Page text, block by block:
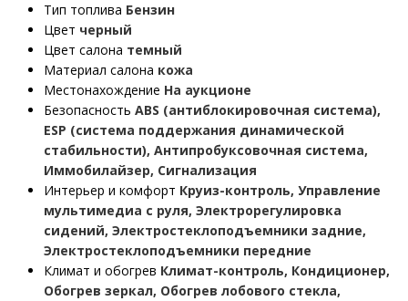
Тип топлива Бензин
Цвет черный
Цвет салона темный
Материал салона кожа
Местонахождение На аукционе
Безопасность ABS (антиблокировочная система),
ESP (система поддержания динамической
стабильности), Антипробуксовочная система,
Иммобилайзер, Сигнализация
Интерьер и комфорт Круиз-контроль, Управление
мультимедиа с руля, Электрорегулировка
сидений, Электростеклоподъемники задние,
Электростеклоподъемники передние
Климат и обогрев Климат-контроль, Кондиционер,
Обогрев зеркал, Обогрев лобового стекла,